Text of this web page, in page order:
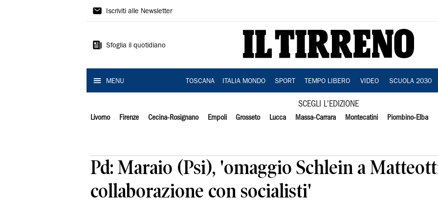
Il
Iscriviti alle Newsletter
Sfoglia il quotidiano
MENU TOSCANA ITALIA MONDO SPORT TEMPO LIBERO VIDEO SCUOLA 2030
SCEGLI L'EDIZIONE
Livorno Firenze Cecina-Rosignano Empoli Grosseto Lucca Massa-Carrara Montecatini Piombino-Elba
Pd: Maraio (Psi), 'omaggio Schlein a
collaborazione con socialisti'